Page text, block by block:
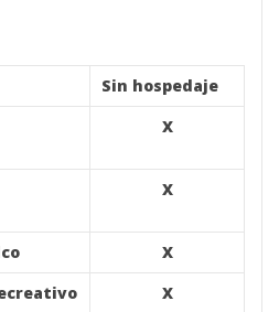
Sin hospedaje
X
X
X
X